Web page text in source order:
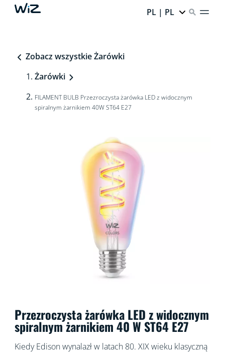
PL | PL
Zobacz wszystkie Żarówki
Żarówki
FILAMENT BULB Przezroczysta żarówka LED z widocznym
spiralnym żarnikiem 40W ST64 E27
Przezroczysta żarówka LED z widocznym
spiralnym żarnikiem 40 W ST64 E27
Kiedy Edison wynalazł w latach 80. XIX wieku klasyczną